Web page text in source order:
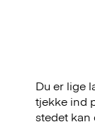
Du er lige
tjekke ind
stedet kan